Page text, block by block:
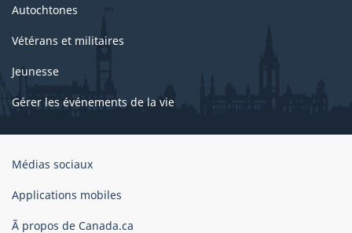
Autochtones
Vétérans et militaires
Jeunesse
Gérer les événements de la vie
Organisation
gouvernement
Canada
Médias sociaux
Applications mobiles
Ã propos de Canada.ca